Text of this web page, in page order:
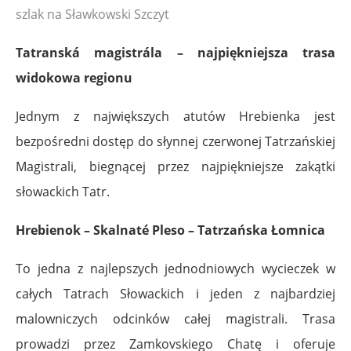
szlak na Sławkowski Szczyt
Tatranská magistrála – najpiękniejsza trasa
widokowa regionu
Jednym z największych atutów Hrebienka jest
bezpośredni dostęp do słynnej czerwonej Tatrzańskiej
Magistrali, biegnącej przez najpiękniejsze zakątki
słowackich Tatr.
Hrebienok – Skalnaté Pleso – Tatrzańska Łomnica
To jedna z najlepszych jednodniowych wycieczek w
całych Tatrach Słowackich i jeden z najbardziej
malowniczych odcinków całej magistrali. Trasa
prowadzi przez Zamkovskiego Chatę i oferuje